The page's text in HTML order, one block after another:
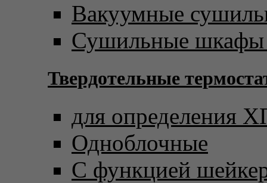
Вакуумные
Сушильные шкафы
Твердотельные
для определения
Одноблочные
С функцией